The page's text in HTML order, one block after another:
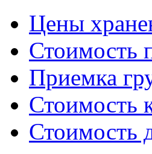
Цены
Стоимость
Приемка
Стоимость
Стоимость